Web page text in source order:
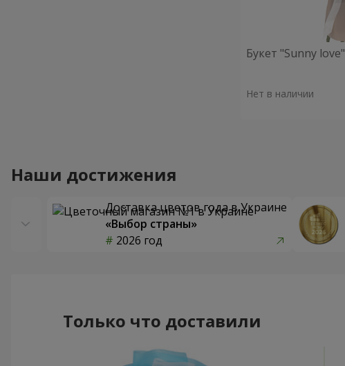
Букет "Sunny love"
Нет в наличии
Наши достижения
Доставка цветов года в Украине
«Выбор страны»
2026 год
Только что доставили